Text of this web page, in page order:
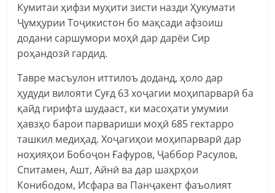
Кумитаи ҳифзи муҳити зисти назди Ҳукумати
Ҷумҳурии Тоҷикистон бо мақсади афзоиш
додани саршумори моҳӣ дар дарёи Сир
роҳандозӣ гардид.
Тавре масъулон иттилоъ доданд, ҳоло дар
ҳудуди вилояти Суғд 63 хоҷагии моҳипарварӣ ба
қайд гирифта шудааст, ки масоҳати умумии
ҳавзҳо барои парвариши моҳӣ 685 гектарро
ташкил медиҳад. Хоҷагиҳои моҳипарварӣ дар
ноҳияҳои Бобоҷон Ғафуров, Ҷаббор Расулов,
Спитамен, Ашт, Айнӣ ва дар шаҳрҳои
Конибодом, Исфара ва Панҷакент фаъолият